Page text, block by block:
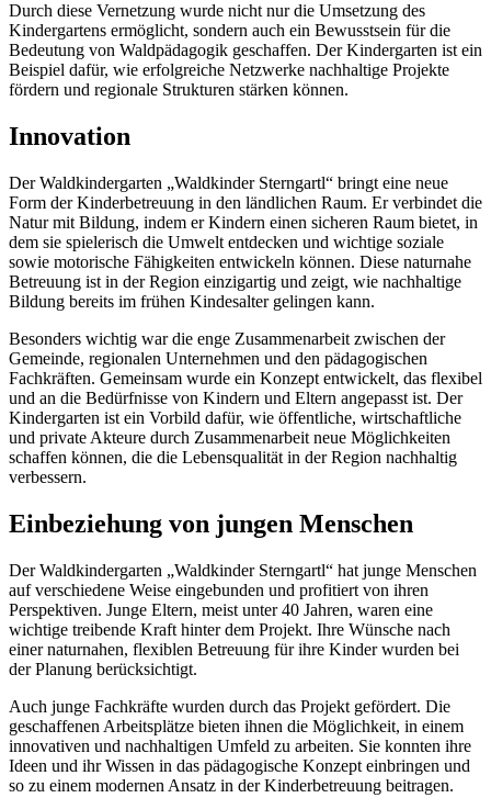
Durch diese Vernetzung wurde nicht nur die Umsetzung des
Kindergartens ermöglicht, sondern auch ein Bewusstsein für die
Bedeutung von Waldpädagogik geschaffen. Der Kindergarten ist ein
Beispiel dafür, wie erfolgreiche Netzwerke nachhaltige Projekte
fördern und regionale Strukturen stärken können.
Innovation
Der Waldkindergarten „Waldkinder Sterngartl“ bringt eine neue
Form der Kinderbetreuung in den ländlichen Raum. Er verbindet die
Natur mit Bildung, indem er Kindern einen sicheren Raum bietet, in
dem sie spielerisch die Umwelt entdecken und wichtige soziale
sowie motorische Fähigkeiten entwickeln können. Diese naturnahe
Betreuung ist in der Region einzigartig und zeigt, wie nachhaltige
Bildung bereits im frühen Kindesalter gelingen kann.
Besonders wichtig war die enge Zusammenarbeit zwischen der
Gemeinde, regionalen Unternehmen und den pädagogischen
Fachkräften. Gemeinsam wurde ein Konzept entwickelt, das flexibel
und an die Bedürfnisse von Kindern und Eltern angepasst ist. Der
Kindergarten ist ein Vorbild dafür, wie öffentliche, wirtschaftliche
und private Akteure durch Zusammenarbeit neue Möglichkeiten
schaffen können, die die Lebensqualität in der Region nachhaltig
verbessern.
Einbeziehung von jungen Menschen
Der Waldkindergarten „Waldkinder Sterngartl“ hat junge Menschen
auf verschiedene Weise eingebunden und profitiert von ihren
Perspektiven. Junge Eltern, meist unter 40 Jahren, waren eine
wichtige treibende Kraft hinter dem Projekt. Ihre Wünsche nach
einer naturnahen, flexiblen Betreuung für ihre Kinder wurden bei
der Planung berücksichtigt.
Auch junge Fachkräfte wurden durch das Projekt gefördert. Die
geschaffenen Arbeitsplätze bieten ihnen die Möglichkeit, in einem
innovativen und nachhaltigen Umfeld zu arbeiten. Sie konnten ihre
Ideen und ihr Wissen in das pädagogische Konzept einbringen und
so zu einem modernen Ansatz in der Kinderbetreuung beitragen.